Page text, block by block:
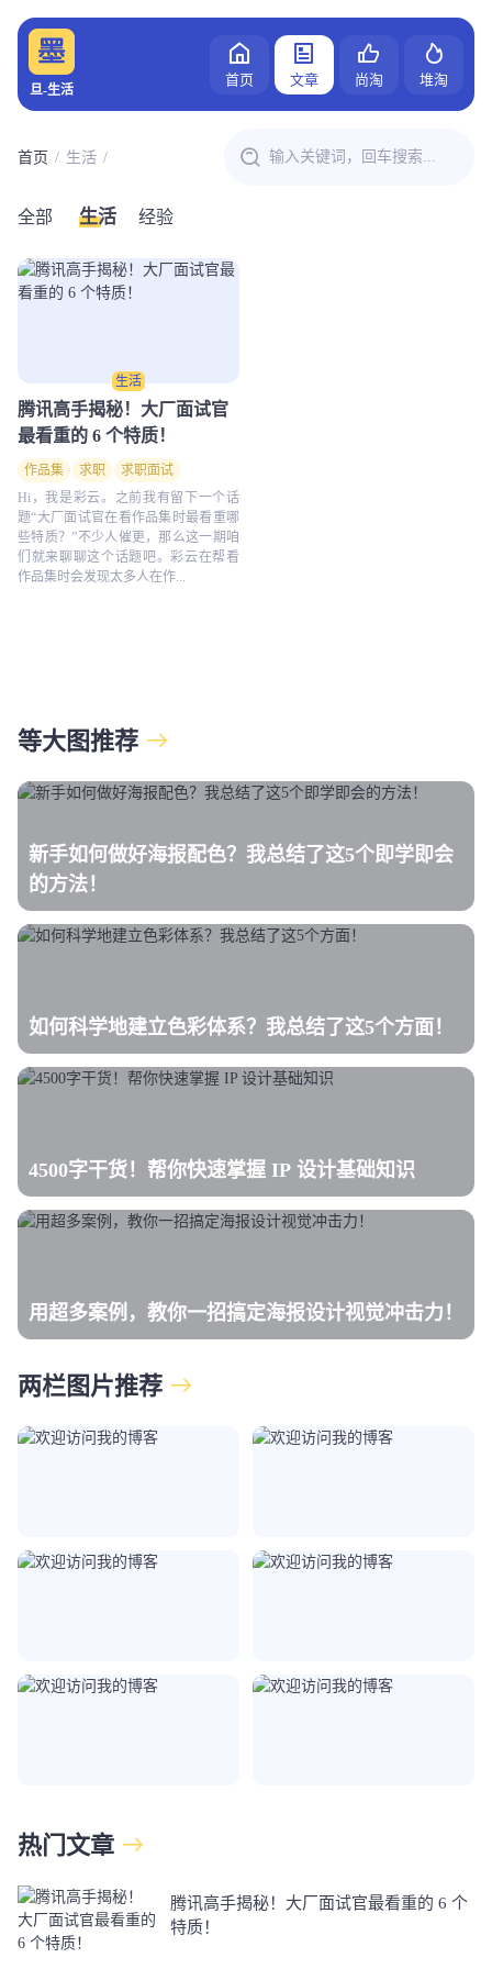
旦-生活
首页 文章 尚淘 堆淘
首页 生活
全部 生活 经验
生活
腾讯高手揭秘！大厂面试官
最看重的 6 个特质！
作品集 求职
求职面试
Hi，我是彩云。之前我有留下一个话
题“大厂面试官在看作品集时最看重哪
些特质？”不少人催更，那么这一期咱
们就来聊聊这个话题吧。彩云在帮看
作品集时会发现太多人在作...
等大图推荐
新手如何做好海报配色？我总结了这5个即学即会
的方法！
如何科学地建立色彩体系？我总结了这5个方面！
4500字干货！帮你快速掌握 IP 设计基础知识
用超多案例，教你一招搞定海报设计视觉冲击力！
两栏图片推荐
热门文章
腾讯高手揭秘！大厂面试官最看重的 6 个
特质！